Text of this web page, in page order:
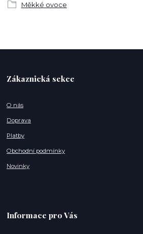
Měkké ovoce
Zákaznická sekce
O nás
Doprava
Platby
Obchodní podmínky
Novinky
Informace pro Vás